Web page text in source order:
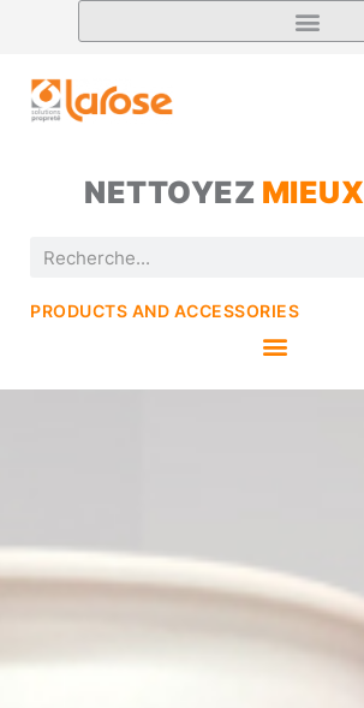
NETTOYEZ MIEUX
PRODUCTS AND ACCESSORIES